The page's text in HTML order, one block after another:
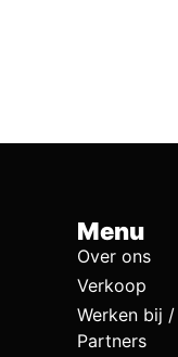
Menu
Over ons
Verkoop
Werken bij
Partners